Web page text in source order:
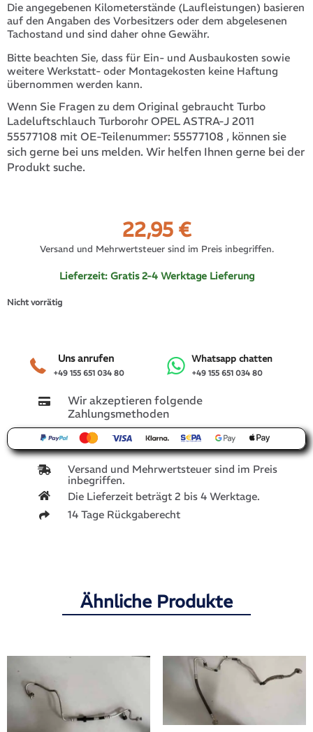
Die angegebenen Kilometerstände (Laufleistungen) basieren
auf den Angaben des Vorbesitzers oder dem abgelesenen
Tachostand und sind daher ohne Gewähr.
Bitte beachten Sie, dass für Ein- und Ausbaukosten sowie
weitere Werkstatt- oder Montagekosten keine Haftung
übernommen werden kann.
Wenn Sie Fragen zu dem Original gebraucht Turbo
Ladeluftschlauch Turborohr OPEL ASTRA-J 2011
55577108 mit OE-Teilenummer: 55577108 , können sie
sich gerne bei uns melden. Wir helfen Ihnen gerne bei der
Produkt suche.
22,95 €
Versand und Mehrwertsteuer sind im Preis inbegriffen.
Lieferzeit: Gratis 2-4 Werktage Lieferung
Nicht vorrätig
+49 155 651 034 80
Uns anrufen
+49 155 651 034 80
Whatsapp chatten
Wir akzeptieren folgende
Zahlungsmethoden
Versand und Mehrwertsteuer sind im Preis
inbegriffen.
Die Lieferzeit beträgt 2 bis 4 Werktage.
14 Tage Rückgaberecht
Ähnliche Produkte